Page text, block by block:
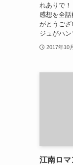
れありで
感想を全話
がとうござ
ジュがハン
2017年10
江南ロマ